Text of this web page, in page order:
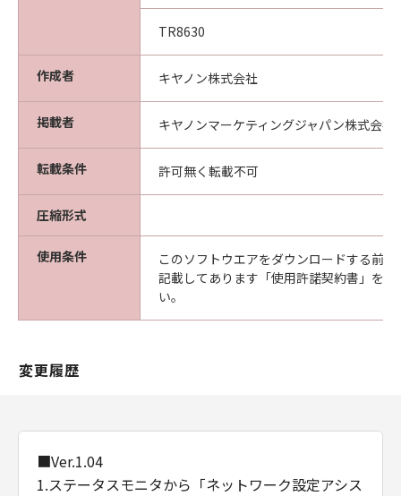
TR8630
作成者 キヤノン株式会社
掲載者 キヤノンマーケティングジャパン株式会社
転載条件 許可無く転載不可
圧縮形式
使用条件
このソフトウエアをダウンロードする前
記載してあります「使用許諾契約書」を
い。
変更履歴
■Ver.1.04
1.ステータスモニタから「ネットワーク設定アシス